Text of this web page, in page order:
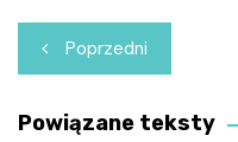
Nawigacja
wpisu
Poprzedni
Powiązane teksty